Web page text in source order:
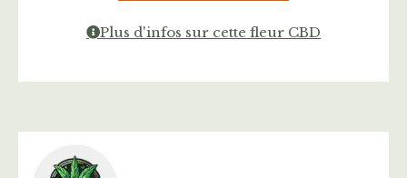
Plus d'infos sur cette fleur CBD